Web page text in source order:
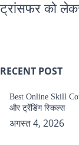
ट्रांसफर को
RECENT POST
Best Online Skill
और ट्रेंडिंग स्किल्स
अगस्त 4, 2026